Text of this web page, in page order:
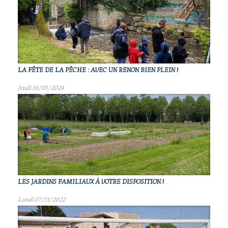
LA FÊTE DE LA PÊCHE : AVEC UN RENON BIEN PLEIN !
Jeudi 16/05/2024
LES JARDINS FAMILIAUX À VOTRE DISPOSITION !
Lundi 07/11/2022